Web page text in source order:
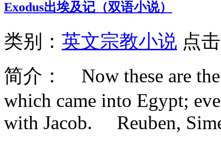
Exodus出埃及记（双语小说）
类别： 英文宗教小说 点
简介：
Now these are
which came into Egypt;
with Jacob. Reuben,